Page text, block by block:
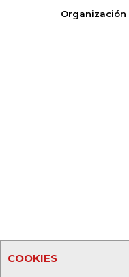
COOKIES
Organización